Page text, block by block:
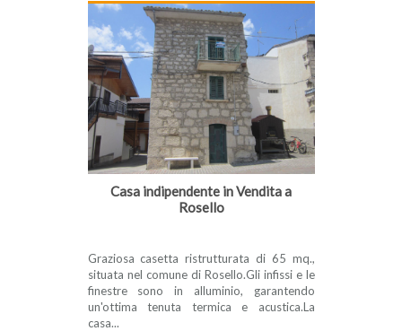
Casa indipendente in Vendita a
Rosello
Graziosa casetta ristrutturata di 65 mq.,
situata nel comune di Rosello.Gli infissi e le
finestre sono in alluminio, garantendo
un'ottima tenuta termica e acustica.La
casa...